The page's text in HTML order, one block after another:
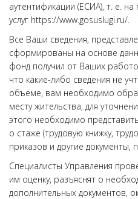
аутентификации (ЕСИА), т. е.
услуг https://www.gosuslugi.ru/.
Все Ваши сведения,
сформированы на основе
фонд получил от Ваших
что какие-либо сведения не
объеме, вам необходимо
месту жительства, для
этого необходимо
о стаже (трудовую книжку,
приказов и другие
Специалисты Управления
им оценку, разъяснят о
дополнительных документов,